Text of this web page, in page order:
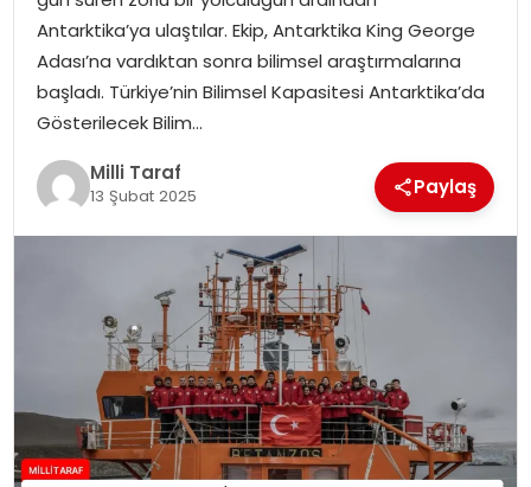
Antarktika’ya ulaştılar. Ekip, Antarktika King George
Adası’na vardıktan sonra bilimsel araştırmalarına
başladı. Türkiye’nin Bilimsel Kapasitesi Antarktika’da
Gösterilecek Bilim…
Milli Taraf
13 Şubat 2025 Paylaş